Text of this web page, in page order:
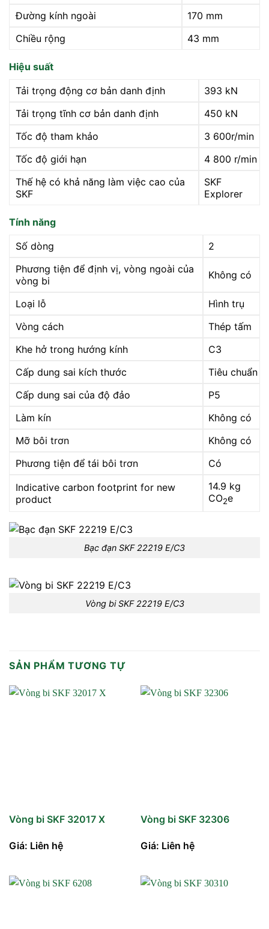
Đường kính ngoài
170 mm
Chiều rộng
43 mm
Hiệu suất
Tải trọng động cơ bản danh định
393 kN
Tải trọng tĩnh cơ bản danh định
450 kN
Tốc độ tham khảo
3 600r/min
Tốc độ giới hạn
4 800 r/min
Thế hệ có khả năng làm việc cao của
SKF
SKF
Explorer
Tính năng
Số dòng
2
Phương tiện để định vị, vòng ngoài của
vòng bi
Không có
Loại lỗ
Hình trụ
Vòng cách
Thép tấm
Khe hở trong hướng kính
C3
Cấp dung sai kích thước
Tiêu chuẩn
Cấp dung sai của độ đảo
P5
Làm kín
Không có
Mỡ bôi trơn
Không có
Phương tiện để tái bôi trơn
Có
Indicative carbon footprint for new
product
14.9 kg
CO2e
Bạc đạn SKF 22219 E/C3
Vòng bi SKF 22219 E/C3
SẢN PHẨM TƯƠNG TỰ
Vòng bi SKF 32017 X
Giá: Liên hệ
Vòng bi SKF 32306
Giá: Liên hệ